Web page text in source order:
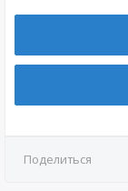
Поделиться